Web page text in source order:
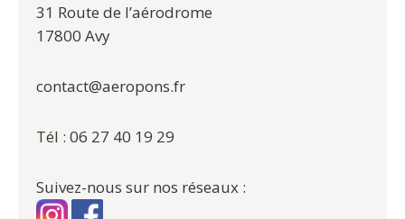
31 Route de l’aérodrome
17800 Avy
contact@aeropons.fr
Tél : 06 27 40 19 29
Suivez-nous sur nos réseaux :